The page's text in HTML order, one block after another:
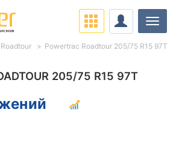
205/75 R15 97T
Roadtour Powertrac Roadtour 205/75 R15 97T